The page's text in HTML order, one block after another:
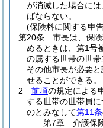
が消滅した場合に
ばならない。
(保険料に関する申
第20条
市長は、保
めるときは、第1号
の属する世帯の世
その他市長が必要
せることができる。
2
前項の規定による
する世帯の世帯員
のとみなして第11条
第7章
介護保